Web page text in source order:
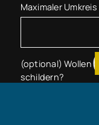
Maximaler Umkreis
(optional) Wollen
schildern?